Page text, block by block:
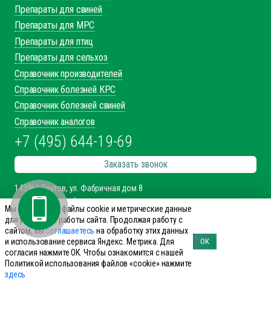
Препараты для свиней
Препараты для МРС
Препараты для птиц
Препараты для сельхоз
Справочник производителей
Справочник болезней КРС
Справочник болезней свиней
Справочник аналогов
+7 (495) 644-19-69
Заказать звонок
143960 Реутов, ул. Фабричная дом 8
office@innovet.ru
Мы в соцсетях
Мы используем файлы cookie и метрические данные
для улучшения работы сайта. Продолжая работу с
сайтом, Высоглашаетесь на обработку этих данных
и использование сервиса Яндекс. Метрика. Для
согласия нажмите ОК. Чтобы ознакомится с нашей
Политикой использования файлов «cookie» нажмите
здесь
ОК